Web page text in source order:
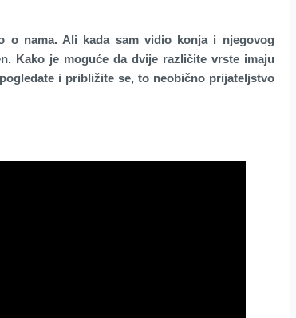
o nama. Ali kada sam vidio konja i njegovog
Kako je moguće da dvije različite vrste imaju
i približite se, to neobično prijateljstvo